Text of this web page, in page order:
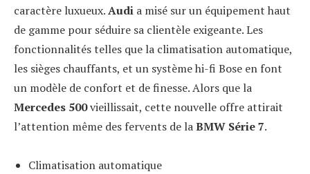
caractère luxueux.Audi a misé sur un équipement haut
de gamme pour séduire sa clientèle exigeante. Les
fonctionnalités telles que la climatisation automatique,
les sièges chauffants, et un système hi-fi Bose en font
un modèle de confort et de finesse. Alors que la
Mercedes 500vieillissait, cette nouvelle offre attirait
l’attention même des fervents de laBMW Série 7.
Climatisation automatique